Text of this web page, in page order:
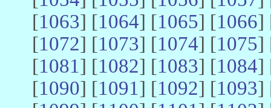
[1063] [1064] [1065] [1066]
[1072] [1073] [1074] [1075]
[1081] [1082] [1083] [1084]
[1090] [1091] [1092] [1093]